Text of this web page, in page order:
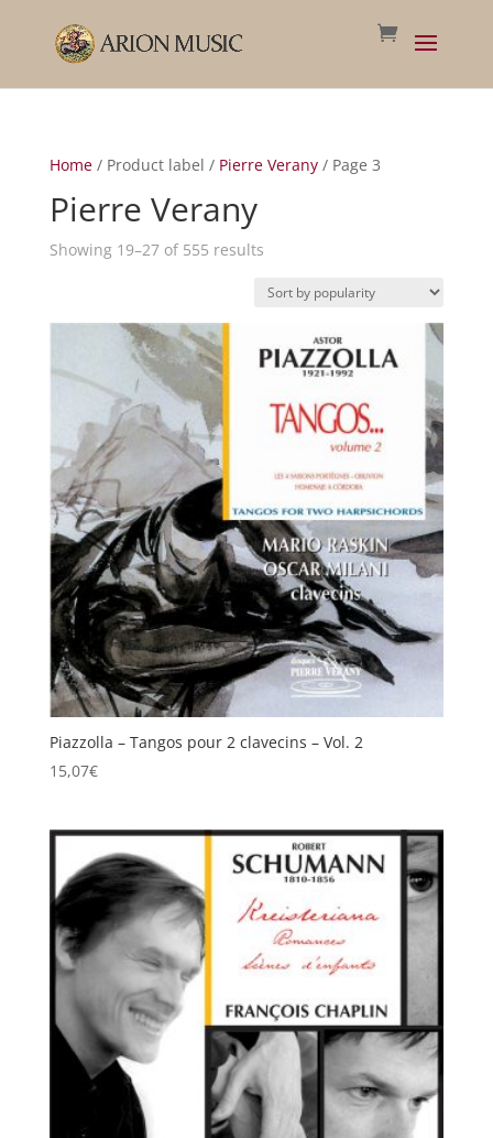
Home/ Product label / Pierre Verany/ Page 3
Pierre Verany
Showing 19–27 of 555 resultsSorted
popularity
Piazzolla – Tangos pour 2 clavecins – Vol. 2
15,07€